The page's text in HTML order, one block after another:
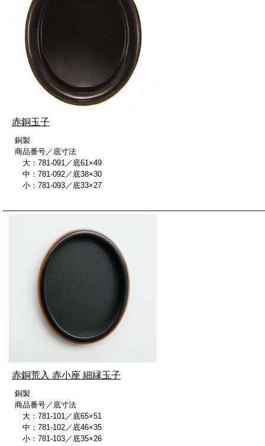
赤銅玉子
銅製
商品番号／底寸法
大：781-091／底61×49
中：781-092／底38×30
小：781-093／底33×27
赤銅荒入 赤小座 細縁玉子
銅製
商品番号／底寸法
大：781-101／底65×51
中：781-102／底46×35
小：781-103／底35×26